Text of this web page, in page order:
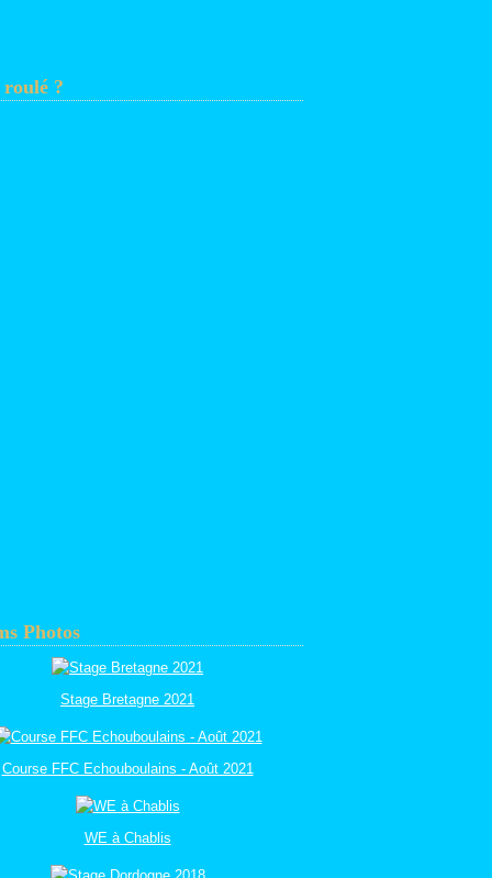
?
Photos
Stage Bretagne 2021
Course FFC Echouboulains - Août 2021
WE à Chablis